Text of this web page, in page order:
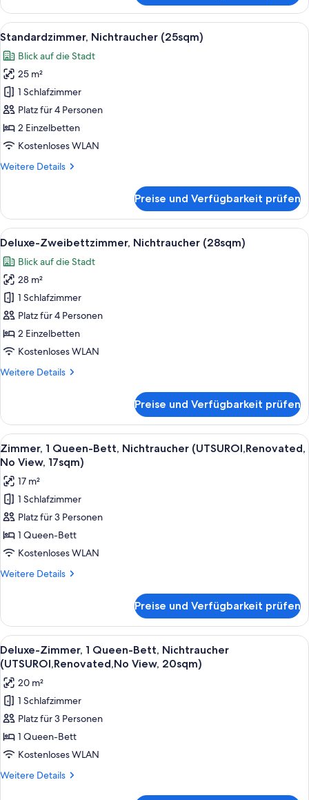
Nichtraucher
(Triple
25sqm)
Alle
Fotos
für
Standardzimmer,
Nichtraucher
(25sqm)
anzeigen
Ein Hotelzimmer mit zwei Betten,
7
Standardzimmer, Nichtraucher (25sqm)
Blick auf die Stadt
25 m²
1 Schlafzimmer
Platz für 4 Personen
2 Einzelbetten
Kostenloses WLAN
Weitere Details
Weitere
Nichtraucher
(25sqm)
Preise und Verfügbarkeit prüfen
Alle
Fotos
für
Deluxe-
Zweibettzimmer,
Nichtraucher
(28sqm)
anzeigen
Ein Hotelzimmer mit zwei Betten,
5
Deluxe-Zweibettzimmer, Nichtraucher (28sqm)
Blick auf die Stadt
28 m²
1 Schlafzimmer
Platz für 4 Personen
2 Einzelbetten
Kostenloses WLAN
Weitere Details
Weitere
Zweibettzimmer,
Nichtraucher
(28sqm)
Preise und Verfügbarkeit prüfen
Alle
Fotos
für
Zimmer,
Queen-
Bett,
Nichtraucher
(UTSUROI,Renovated,
17sqm)
anzeigen
Ein Hotelzimmer mit einem Bett,
5
Zimmer, 1 Queen-Bett, Nichtraucher (UTSUROI,Renovated,
No View, 17sqm)
17 m²
1 Schlafzimmer
Platz für 3 Personen
1 Queen-Bett
Kostenloses WLAN
Weitere Details
Weitere
1
Queen-
Bett,
Nichtraucher
(UTSUROI,Renovated,
No
View,
17sqm)
Preise und Verfügbarkeit prüfen
Alle
Fotos
für
Deluxe-
Zimmer,
1
Queen-
Bett,
Nichtraucher
Ein Hotelzimmer mit einem großen
5
Deluxe-Zimmer, 1 Queen-Bett, Nichtraucher
(UTSUROI,Renovated,No View, 20sqm)
20 m²
1 Schlafzimmer
Platz für 3 Personen
1 Queen-Bett
Kostenloses WLAN
Weitere Details
Weitere